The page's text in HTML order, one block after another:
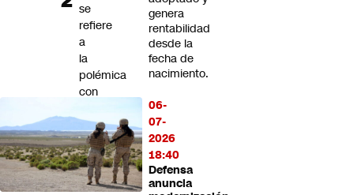
genera
rentabilidad
desde la
fecha de
nacimiento.
06-
07-
2026
18:40
Defensa
anuncia
se
refiere
a
la
polémica
con
senador
Squella
"Señora
de